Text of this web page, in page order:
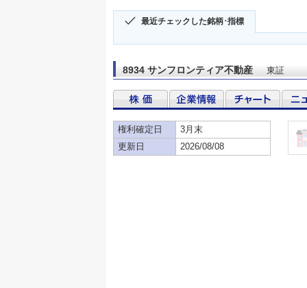
最近チェックした銘柄･指標
8934 サンフロンティア不動産 東証
権利確定日
3月末
更新日
2026/08/08